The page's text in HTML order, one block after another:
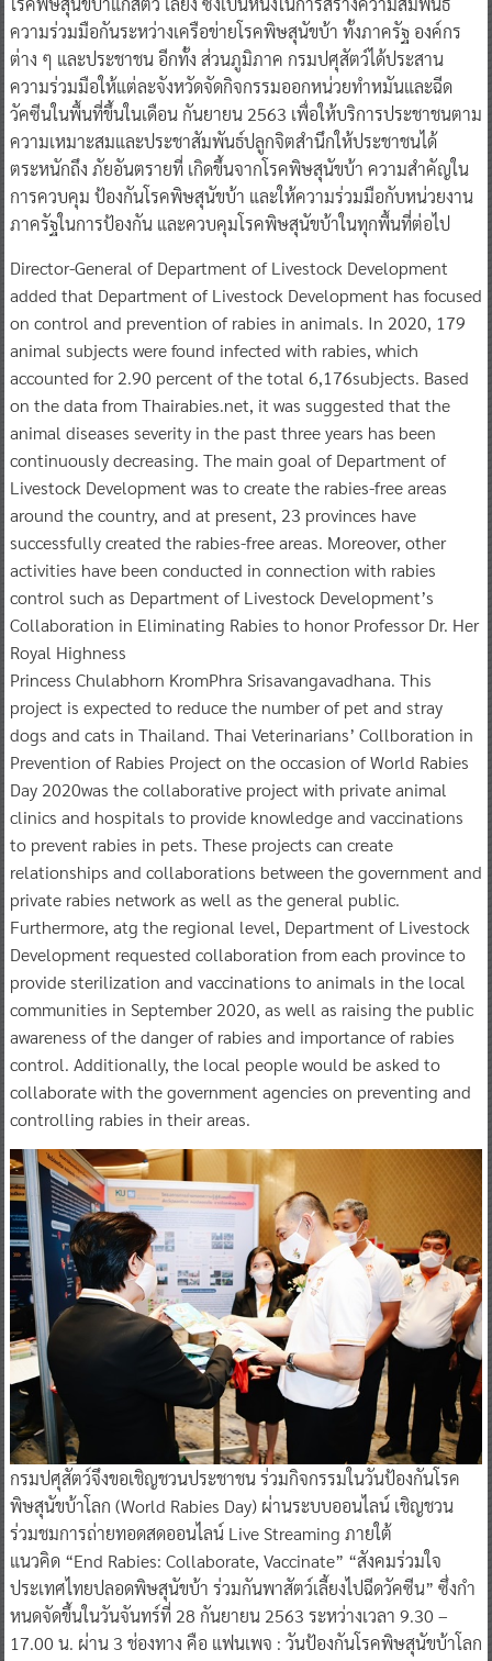
ความร่วมมือกันระหว่างเครือข่ายโรคพิษสุนัขบ้า ทั้งภาครัฐ องค์กร
ต่าง ๆ และประชาชน อีกทั้ง ส่วนภูมิภาค กรมปศุสัตว์ได้ประสาน
ความร่วมมือให้แต่ละจังหวัดจัดกิจกรรมออกหน่วยทําหมันและฉีด
วัคซีนในพื้นที่ขึ้นในเดือน กันยายน 2563 เพื่อให้บริการประชาชนตาม
ความเหมาะสมและประชาสัมพันธ์ปลูกจิตสํานึกให้ประชาชนได้
ตระหนักถึง ภัยอันตรายที่ เกิดขึ้นจากโรคพิษสุนัขบ้า ความสําคัญใน
การควบคุม ป้องกันโรคพิษสุนัขบ้า และให้ความร่วมมือกับหน่วยงาน
ภาครัฐในการป้องกัน และควบคุมโรคพิษสุนัขบ้าในทุกพื้นที่ต่อไป
​Director-General of Department of Livestock Development
added that Department of Livestock Development has focused
on control and prevention of rabies in animals. In 2020, 179
animal subjects were found infected with rabies, which
accounted for 2.90 percent of the total 6,176subjects. Based
on the data from Thairabies.net, it was suggested that the
animal diseases severity in the past three years has been
continuously decreasing. The main goal of Department of
Livestock Development was to create the rabies-free areas
around the country, and at present, 23 provinces have
successfully created the rabies-free areas. Moreover, other
activities have been conducted in connection with rabies
control such as Department of Livestock Development’s
Collaboration in Eliminating Rabies to honor Professor Dr. Her
Royal Highness
Princess Chulabhorn KromPhra Srisavangavadhana. This
project is expected to reduce the number of pet and stray
dogs and cats in Thailand. Thai Veterinarians’ Collboration in
Prevention of Rabies Project on the occasion of World Rabies
Day 2020was the collaborative project with private animal
clinics and hospitals to provide knowledge and vaccinations
to prevent rabies in pets. These projects can create
relationships and collaborations between the government and
private rabies network as well as the general public.
Furthermore, atg the regional level, Department of Livestock
Development requested collaboration from each province to
provide sterilization and vaccinations to animals in the local
communities in September 2020, as well as raising the public
awareness of the danger of rabies and importance of rabies
control. Additionally, the local people would be asked to
collaborate with the government agencies on preventing and
controlling rabies in their areas.
​กรมปศุสัตว์จึงขอเชิญชวนประชาชน ร่วมกิจกรรมในวันป้องกันโรค
พิษสุนัขบ้าโลก (World Rabies Day) ผ่านระบบออนไลน์ เชิญชวน
ร่วมชมการถ่ายทอดสดออนไลน์ Live Streaming ภายใต้
แนวคิด “End Rabies: Collaborate, Vaccinate” “สังคมร่วมใจ
ประเทศไทยปลอดพิษสุนัขบ้า ร่วมกันพาสัตว์เลี้ยงไปฉีดวัคซีน” ซึ่งกํา
หนดจัดขึ้นในวันจันทร์ที่ 28 กันยายน 2563 ระหว่างเวลา 9.30 –
17.00 น. ผ่าน 3 ช่องทาง คือ แฟนเพจ : วันป้องกันโรคพิษสุนัขบ้าโลก